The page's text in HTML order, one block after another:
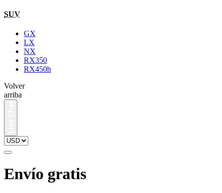
SUV
GX
LX
NX
RX350
RX450h
Volver
arriba
Envío gratis